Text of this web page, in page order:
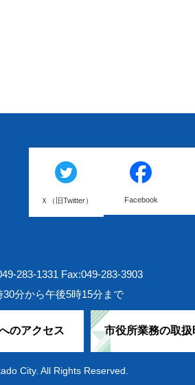
Ｘ（旧Twitter） Facebook
283-1331 Fax:049-283-3903
分から午後5時15分まで
のアクセス 市役所業務の取扱
City. All Rights Reserved.